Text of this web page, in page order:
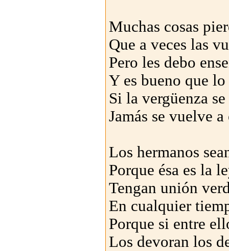
Muchas cosas
Que a veces las
Pero les debo
Y es bueno que
Si la vergüenza
Jamás se vuelve
Los hermanos
Porque ésa es la
Tengan unión
En cualquier
Porque si entre
Los devoran los